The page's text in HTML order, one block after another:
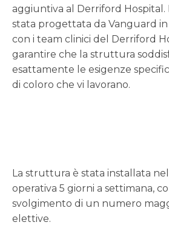
aggiuntiva al Derriford Hospital.
stata progettata da Vanguard
con i team clinici del Derriford
garantire che la struttura
esattamente le esigenze
di coloro che vi lavorano.
La struttura è stata installata
operativa 5 giorni a settimana,
svolgimento di un numero
elettive.